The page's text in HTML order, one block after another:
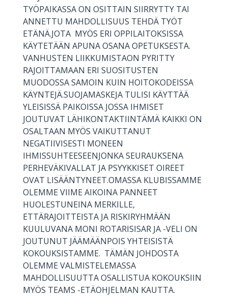
TYÖPAIKASSA ON OSITTAIN SIIRRYTTY TAI
ANNETTU MAHDOLLISUUS TEHDÄ TYÖT
ETÄNÄ.JOTA MYÖS ERI OPPILAITOKSISSA
KÄYTETÄÄN APUNA OSANA OPETUKSESTA.
VANHUSTEN LIIKKUMISTAON PYRITTY
RAJOITTAMAAN ERI SUOSITUSTEN
MUODOSSA SAMOIN KUIN HOITOKODEISSA
KÄYNTEJÄ.SUOJAMASKEJA TULISI KÄYTTÄÄ
YLEISISSÄ PAIKOISSA JOSSA IHMISET
JOUTUVAT LÄHIKONTAKTIINTÄMÄ KAIKKI ON
OSALTAAN MYÖS VAIKUTTANUT
NEGATIIVISESTI MONEEN
IHMISSUHTEESEENJONKA SEURAUKSENA
PERHEVÄKIVALLAT JA PSYYKKISET OIREET
OVAT LISÄÄNTYNEET.OMASSA KLUBISSAMME
OLEMME VIIME AIKOINA PANNEET
HUOLESTUNEINA MERKILLE,
ETTÄRAJOITTEISTA JA RISKIRYHMÄÄN
KUULUVANA MONI ROTARISISAR JA -VELI ON
JOUTUNUT JÄÄMÄÄNPOIS YHTEISISTÄ
KOKOUKSISTAMME. TÄMÄN JOHDOSTA
OLEMME VALMISTELEMASSA
MAHDOLLISUUTTA OSALLISTUA KOKOUKSIIN
MYÖS TEAMS -ETÄOHJELMAN KAUTTA.